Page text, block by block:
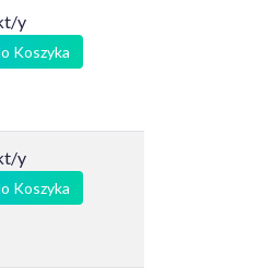
y
Koszyka
y
Koszyka